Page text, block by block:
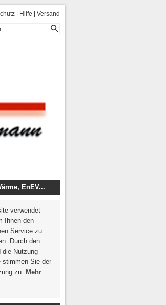
Hilfe Versand
EnEV...
Brand, Schall
Photovoltaik /
Solarthermie
verwendet
Ihnen den
Service zu
Durch den
die Nutzung
stimmen Sie der
zu. Mehr